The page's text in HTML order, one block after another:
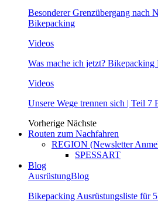
Besonderer Grenzübergang nach
Bikepacking
Videos
Was mache ich jetzt?
Videos
Unsere Wege trennen sich | Teil
Vorherige Nächste
Routen zum Nachfahren
REGION (Newsletter
SPESSART
Blog
AusrüstungBlog
Bikepacking Ausrüstungsliste für